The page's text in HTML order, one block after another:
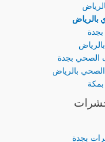
بالرياض
الصحي بجدة
بالرياض
بجدة